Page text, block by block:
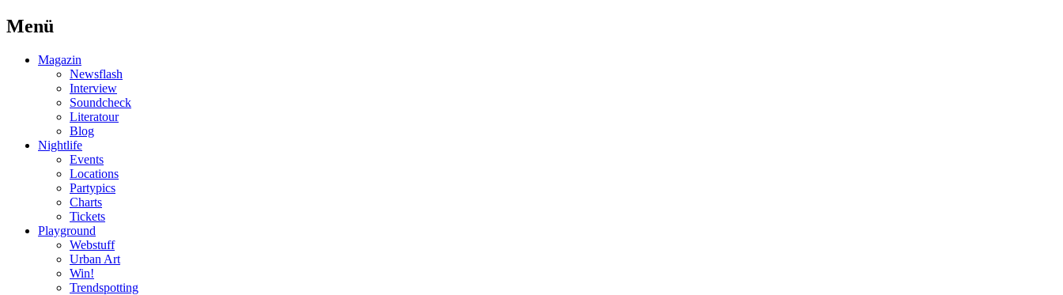
Menü
Magazin
Newsflash
Interview
Soundcheck
Literatour
Blog
Nightlife
Events
Locations
Partypics
Charts
Tickets
Playground
Webstuff
Urban Art
Win!
Trendspotting